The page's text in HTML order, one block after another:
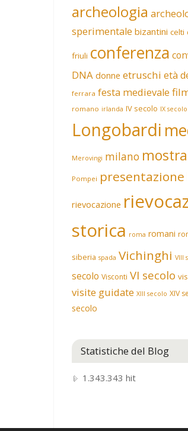
archeologia
sperimentale bizantini celti
friuli conferenza
DNA donne etruschi età
ferrara festa medievale
romano irlanda IV secolo IX secolo
Longobardi
Merovingi milano mostra
Pompei
rievocazione
storica roma romani
siberia spada Vichinghi VIII
secolo Visconti VI secolo
visite guidate XIII secolo XIV
secolo
Statistiche del Blog
1.343.343 hit